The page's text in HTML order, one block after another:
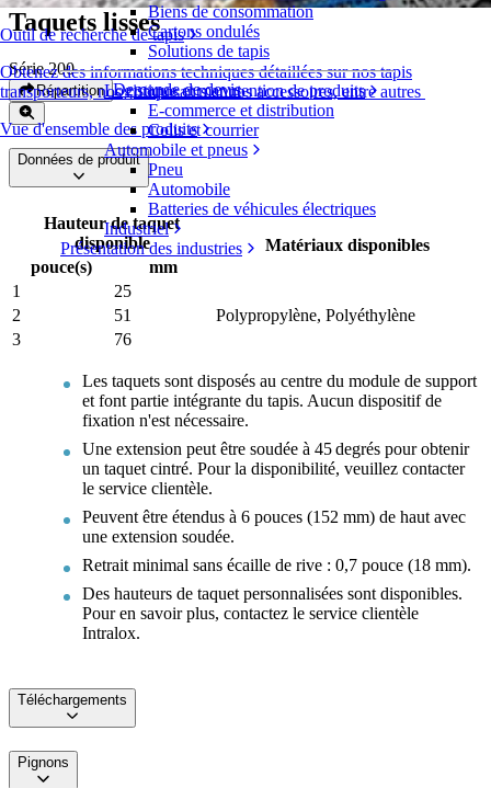
Outil de recherche de tapis
Obtenez des informations techniques détaillées sur nos tapis
transporteurs, nos composants et nos accessoires, entre autres
Vue d'ensemble des produits
Biens de consommation
Cartons ondulés
Solutions de tapis
Logistique et manutention de produits
E-commerce et distribution
Colis et courrier
Automobile et pneus
Pneu
Automobile
Batteries de véhicules électriques
Industriel
Présentation des industries
Taquets lisses
Série 200
Répartition Demande de devis
Données de produit
Hauteur de taquet
disponible
Matériaux disponibles
pouce(s)
mm
1
25
Polypropylène, Polyéthylène
2
51
3
76
Les taquets sont disposés au centre du module de support
et font partie intégrante du tapis. Aucun dispositif de
fixation n'est nécessaire.
Une extension peut être soudée à 45 degrés pour obtenir
un taquet cintré. Pour la disponibilité, veuillez contacter
le service clientèle.
Peuvent être étendus à 6 pouces (152 mm) de haut avec
une extension soudée.
Retrait minimal sans écaille de rive : 0,7 pouce (18 mm).
Des hauteurs de taquet personnalisées sont disponibles.
Pour en savoir plus, contactez le service clientèle
Intralox.
Téléchargements
Pignons